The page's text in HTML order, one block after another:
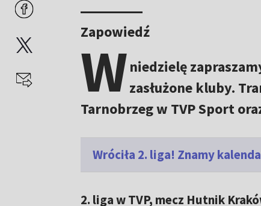
Zapowiedź
Wniedzielę
zasłużone kluby.
Tarnobrzeg w TVP Sport
Wróciła 2. liga! Znamy
2. liga w TVP, mecz Hutnik